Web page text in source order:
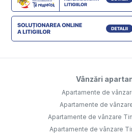
Vânzări
Apartamente de
Apartamente de
Apartamente de vânzare
Apartamente de vânzare